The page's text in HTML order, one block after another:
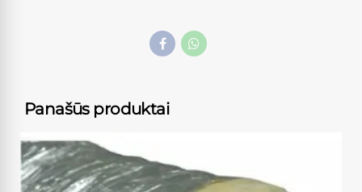
Panašūs produktai